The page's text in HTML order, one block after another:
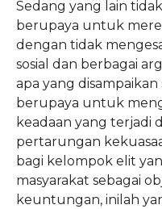
Sedang yang lain
berupaya untuk
dengan tidak
sosial dan berbagai
apa yang
berupaya untuk
keadaan yang terjadi
pertarungan
bagi kelompok elit
masyarakat sebagai
keuntungan, inilah